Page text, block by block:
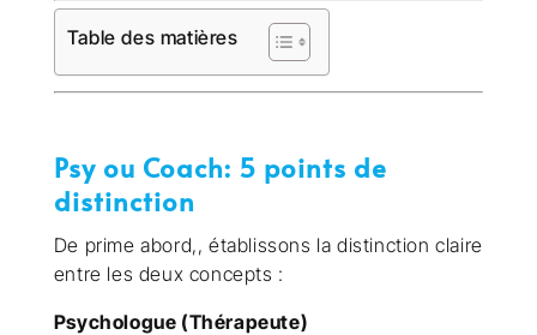
Table des matières
Psy ou Coach: 5 points de
distinction
De prime abord,, établissons la distinction claire
entre les deux concepts :
Psychologue (Thérapeute)